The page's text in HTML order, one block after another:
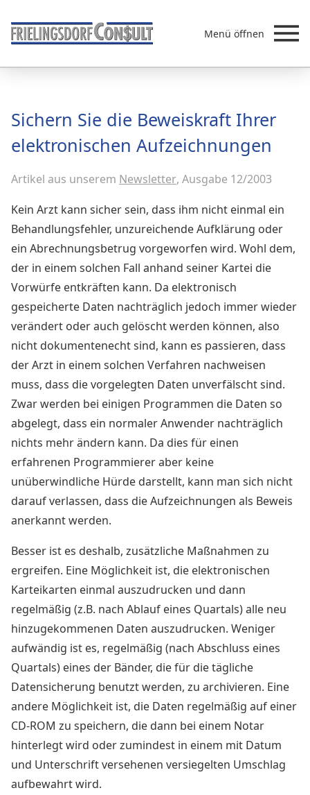
Menü öffnen
Beratung
Akademie
MVZ/Ärztenetze
Über uns
Newsletter & Presse
Sichern Sie die Beweiskraft Ihrer
elektronischen Aufzeichnungen
Artikel aus unserem Newsletter, Ausgabe 12/2003
Kein Arzt kann sicher sein, dass ihm nicht einmal ein
Behandlungsfehler, unzureichende Aufklärung oder
ein Abrechnungsbetrug vorgeworfen wird. Wohl dem,
der in einem solchen Fall anhand seiner Kartei die
Vorwürfe entkräften kann. Da elektronisch
gespeicherte Daten nachträglich jedoch immer wieder
verändert oder auch gelöscht werden können, also
nicht dokumentenecht sind, kann es passieren, dass
der Arzt in einem solchen Verfahren nachweisen
muss, dass die vorgelegten Daten unverfälscht sind.
Zwar werden bei einigen Programmen die Daten so
abgelegt, dass ein normaler Anwender nachträglich
nichts mehr ändern kann. Da dies für einen
erfahrenen Programmierer aber keine
unüberwindliche Hürde darstellt, kann man sich nicht
darauf verlassen, dass die Aufzeichnungen als Beweis
anerkannt werden.
Besser ist es deshalb, zusätzliche Maßnahmen zu
ergreifen. Eine Möglichkeit ist, die elektronischen
Karteikarten einmal auszudrucken und dann
regelmäßig (z.B. nach Ablauf eines Quartals) alle neu
hinzugekommenen Daten auszudrucken. Weniger
aufwändig ist es, regelmäßig (nach Abschluss eines
Quartals) eines der Bänder, die für die tägliche
Datensicherung benutzt werden, zu archivieren. Eine
andere Möglichkeit ist, die Daten regelmäßig auf einer
CD-ROM zu speichern, die dann bei einem Notar
hinterlegt wird oder zumindest in einem mit Datum
und Unterschrift versehenen versiegelten Umschlag
aufbewahrt wird.